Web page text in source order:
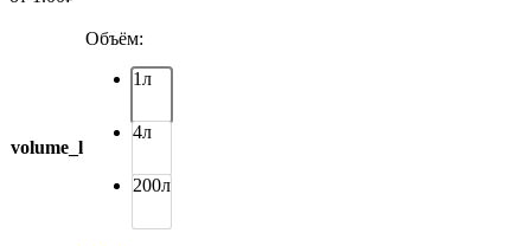
volume_l
Объём:
1л
4л
200л